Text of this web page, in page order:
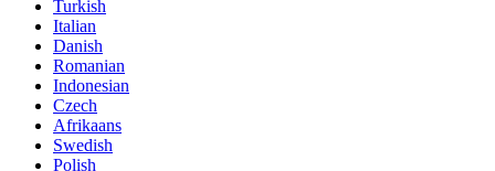
Turkish
Italian
Danish
Romanian
Indonesian
Czech
Afrikaans
Swedish
Polish